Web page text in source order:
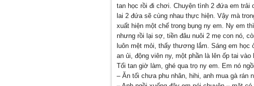
tan học rồi đi chơi. Chuyện tình 2 đứa em
lai 2 đứa sẽ cùng nhau thực hiện. Vậy mà
xuất hiện một chế trong bụng ny em. Ny em
nhưng rồi lại sợ, tiền đâu nuôi 2 mẹ con nó,
luôn mệt mỏi, thấy thương lắm. Sáng em
an ủi, động viên ny, một phần là lên ốp tai
Tối tan giờ làm, ghé qua trọ ny em. Em nó
– Ăn tối chưa phu nhân, hihi, anh mua gà rán